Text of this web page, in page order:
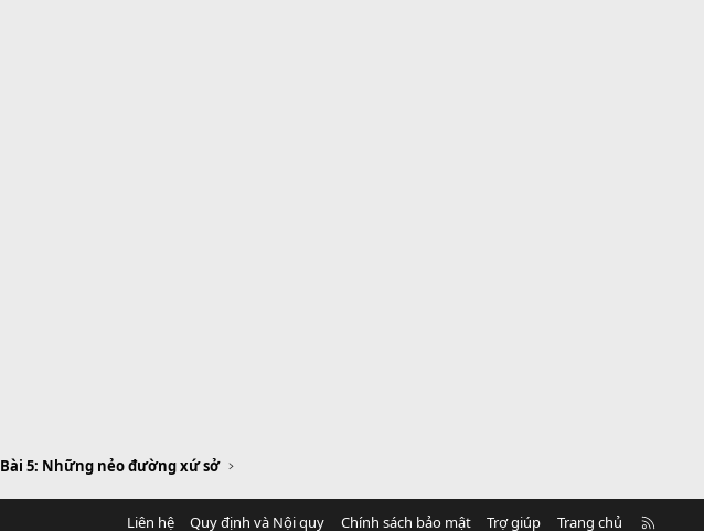
Bài 5: Những nẻo đường xứ sở
Liên hệ Quy định và Nội quy Chính sách bảo mật Trợ giúp Trang chủ